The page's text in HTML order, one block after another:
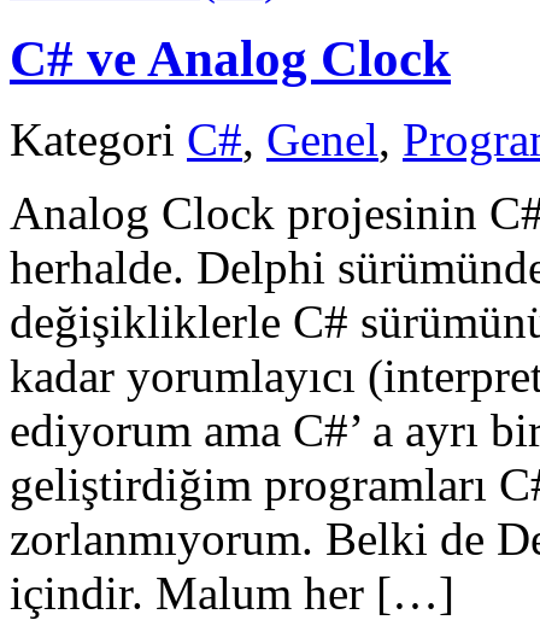
C# ve Analog Clock
Kategori C#, Genel,
Analog Clock projesinin
herhalde. Delphi
değişikliklerle C#
kadar yorumlayıcı
ediyorum ama C#’ a ayrı
geliştirdiğim programları
zorlanmıyorum. Belki de
içindir. Malum her […]